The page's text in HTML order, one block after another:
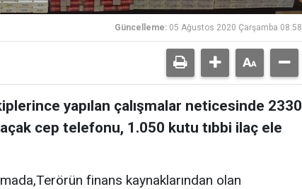
Güncelleme: 05 Ağustos 2020 Çarşamba 08:58
yapılan çalışmalar neticesinde 2330
cep telefonu, 1.050 kutu tıbbi ilaç ele
finans kaynaklarından olan